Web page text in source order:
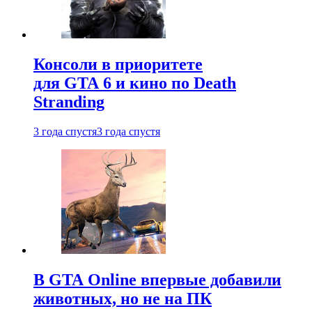
Консоли в приоритете
для GTA 6 и кино по Death
Stranding
3 года спустя3 года спустя
В GTA Online впервые добавили
животных, но не на ПК